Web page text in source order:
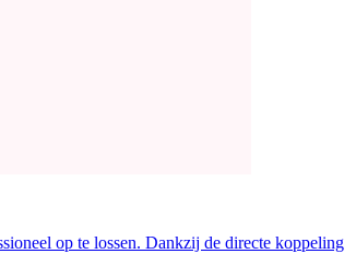
op te lossen. Dankzij de directe koppeling